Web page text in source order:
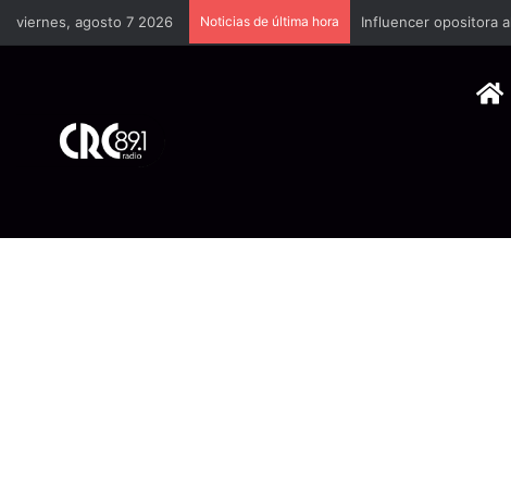
viernes, agosto 7 2026 Noticias de última hora